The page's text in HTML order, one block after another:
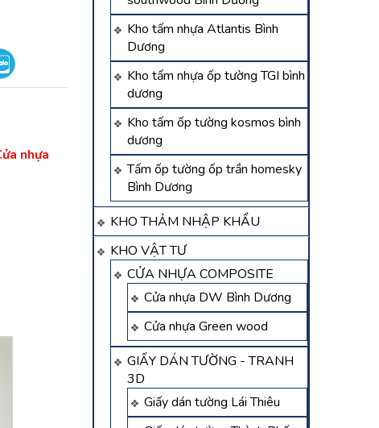
Kho tấm nhựa Atlantis Bình
Dương
Kho tấm nhựa ốp tường TGI bình
dương
Kho tấm ốp tường kosmos bình
dương
Tấm ốp tường ốp trần homesky
Bình Dương
KHO THẢM NHẬP KHẨU
KHO VẬT TƯ
CỬA NHỰA COMPOSITE
Cửa nhựa DW Bình Dương
Cửa nhựa Green wood
GIẤY DÁN TƯỜNG - TRANH
3D
Giấy dán tường Lái Thiêu
nhựa